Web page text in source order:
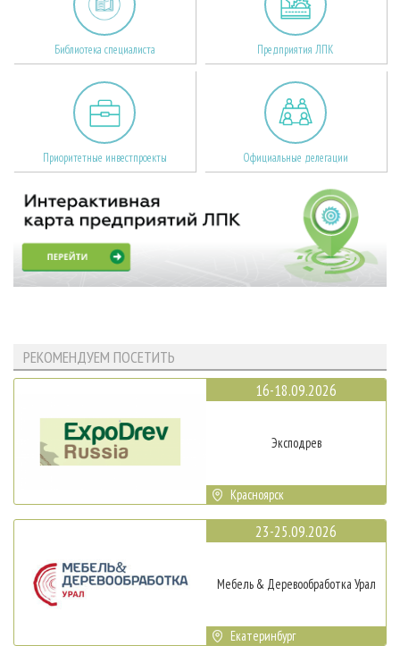
Библиотека специалиста Предприятия ЛПК
Приоритетные инвестпроекты Официальные делегации
РЕКОМЕНДУЕМ ПОСЕТИТЬ
16-18.09.2026
Эксподрев
Красноярск
23-25.09.2026
Мебель & Деревообработка Урал
Екатеринбург